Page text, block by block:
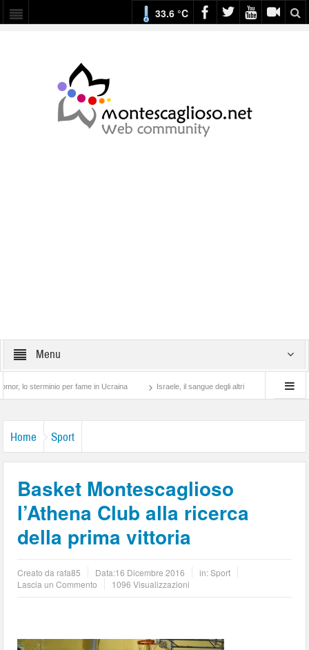
33.6 °C
Menu
per fame in Ucraina Israele, il sangue degli altri Lotta di classe… tra
Home Sport
Basket Montescaglioso
l’Athena Club alla ricerca
della prima vittoria
Creato da rafa85 Data:16 Dicembre 2016 in:Sport
Lascia un Commento
1096 Visualizzazioni